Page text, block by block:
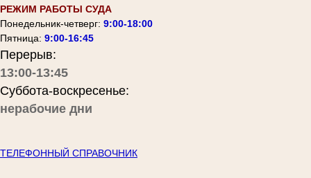
РЕЖИМ РАБОТЫ СУДА
Понедельник-четверг: 9:00-18:00
Пятница: 9:00-16:45
Перерыв:
13:00-13:45
Суббота-воскресенье:
нерабочие дни
ТЕЛЕФОННЫЙ СПРАВОЧНИК